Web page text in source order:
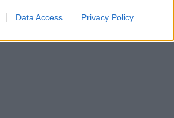
Data Access Privacy Policy